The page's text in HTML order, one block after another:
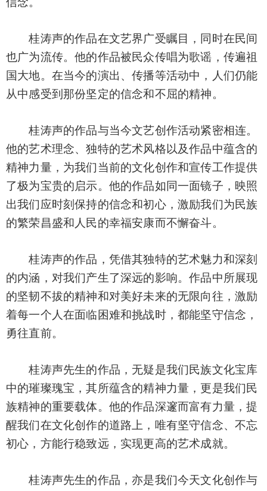
桂涛声的作品在文艺界广受瞩目，同时在民间
也广为流传。他的作品被民众传唱为歌谣，传遍祖
国大地。在当今的演出、传播等活动中，人们仍能
从中感受到那份坚定的信念和不屈的精神。
桂涛声的作品与当今文艺创作活动紧密相连。
他的艺术理念、独特的艺术风格以及作品中蕴含的
精神力量，为我们当前的文化创作和宣传工作提供
了极为宝贵的启示。他的作品如同一面镜子，映照
出我们应时刻保持的信念和初心，激励我们为民族
的繁荣昌盛和人民的幸福安康而不懈奋斗。
桂涛声的作品，凭借其独特的艺术魅力和深刻
的内涵，对我们产生了深远的影响。作品中所展现
的坚韧不拔的精神和对美好未来的无限向往，激励
着每一个人在面临困难和挑战时，都能坚守信念，
勇往直前。
桂涛声先生的作品，无疑是我们民族文化宝库
中的璀璨瑰宝，其所蕴含的精神力量，更是我们民
族精神的重要载体。他的作品深邃而富有力量，提
醒我们在文化创作的道路上，唯有坚守信念、不忘
初心，方能行稳致远，实现更高的艺术成就。
桂涛声先生的作品，亦是我们今天文化创作与